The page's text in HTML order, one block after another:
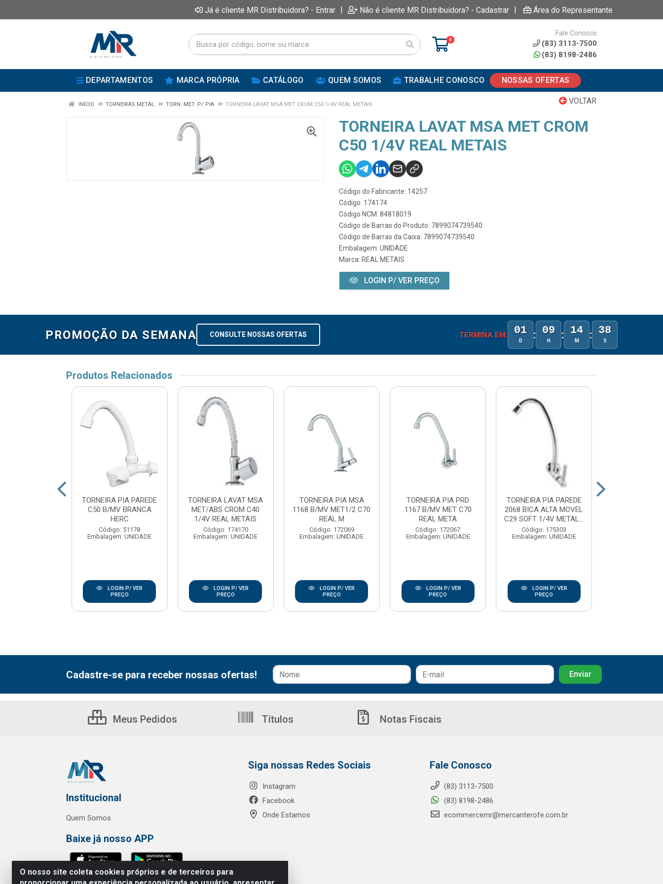
Já é cliente MR Distribuidora? - Entrar | Não é cliente MR Distribuidora? - Cadastrar | Área do Representante
0
Fale Conosco
(83) 3113-7500
(83) 8198-2486
DEPARTAMENTOS MARCA PRÓPRIA CATÁLOGO QUEM SOMOS TRABALHE CONOSCO NOSSAS OFERTAS
VOLTAR
INÍCIO TORNEIRAS METAL TORN. MET. P/ PIA TORNEIRA LAVAT MSA MET CROM C50 1/4V REAL METAIS
TORNEIRA LAVAT MSA MET CROM
C50 1/4V REAL METAIS
Código do Fabricante: 14257
Código: 174174
Código NCM: 84818019
Código de Barras do Produto: 7899074739540
Código de Barras da Caixa: 7899074739540
Embalagem: UNIDADE
Marca: REAL METAIS
LOGIN P/ VER PREÇO
PROMOÇÃO DA SEMANA CONSULTE NOSSAS OFERTAS TERMINA EM: 01
D : 09
H : 14
M : 38
S
Produtos Relacionados
TORNEIRA PIA PAREDE
C50 B/MV BRANCA
HERC
Código: 51178
Embalagem: UNIDADE
LOGIN P/ VER
PREÇO
TORNEIRA LAVAT MSA
MET/ABS CROM C40
1/4V REAL METAIS
Código: 174170
Embalagem: UNIDADE
LOGIN P/ VER
PREÇO
TORNEIRA PIA MSA
1168 B/MV MET1/2 C70
REAL M
Código: 172069
Embalagem: UNIDADE
LOGIN P/ VER
PREÇO
TORNEIRA PIA PRD
1167 B/MV MET C70
REAL META
Código: 172067
Embalagem: UNIDADE
LOGIN P/ VER
PREÇO
TORNEIRA PIA PAREDE
2068 BICA ALTA MOVEL
C29 SOFT 1/4V METAL...
Código: 175303
Embalagem: UNIDADE
LOGIN P/ VER
PREÇO
O nosso site coleta cookies próprios e de terceiros para
Cadastre-se para receber nossas ofertas!
Meus Pedidos Títulos Notas Fiscais
Institucional
Quem Somos
Baixe já nosso APP
Siga nossas Redes Sociais
Instagram
Facebook
Onde Estamos
Fale Conosco
(83) 3113-7500
(83) 8198-2486
ecommercemr@mercanterofe.com.br